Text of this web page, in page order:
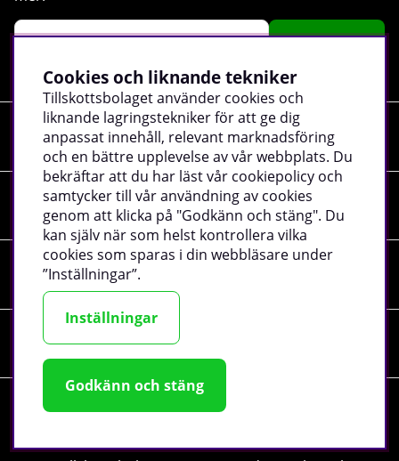
Shopping
Information
Sociala medier
Företagsuppgifter
Cookies och liknande tekniker
Tillskottsbolaget använder cookies och
liknande lagringstekniker för att ge dig
anpassat innehåll, relevant marknadsföring
och en bättre upplevelse av vår webbplats. Du
bekräftar att du har läst vår cookiepolicy och
samtycker till vår användning av cookies
genom att klicka på "Godkänn och stäng". Du
kan själv när som helst kontrollera vilka
cookies som sparas i din webbläsare under
”Inställningar”.
Inställningar
Godkänn och stäng